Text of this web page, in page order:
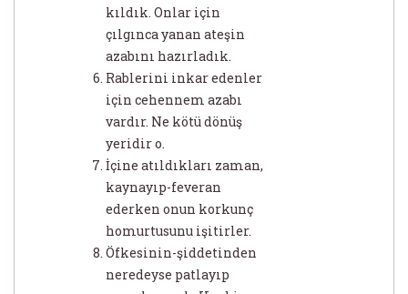
kıldık. Onlar için
çılgınca yanan ateşin
azabını hazırladık.
Rablerini inkar edenler
için cehennem azabı
vardır. Ne kötü dönüş
yeridir o.
İçine atıldıkları zaman,
kaynayıp-feveran
ederken onun korkunç
homurtusunu işitirler.
Öfkesinin-şiddetinden
neredeyse patlayıp